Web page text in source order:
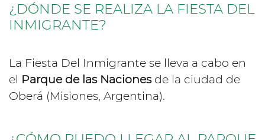
¿DÓNDE SE REALIZA LA FIESTA DEL
INMIGRANTE?
La Fiesta Del Inmigrante se lleva a cabo en
el Parque de las Nacionesde la ciudad de
Oberá (Misiones, Argentina).